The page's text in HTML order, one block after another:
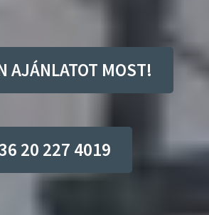
AJÁNLATOT MOST!
20 227 4019